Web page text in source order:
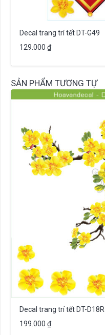
Decal trang trí tết DT-G49
129.000 ₫
SẢN PHẨM TƯƠNG TỰ
Decal trang trí tết DT-D18R
199.000 ₫